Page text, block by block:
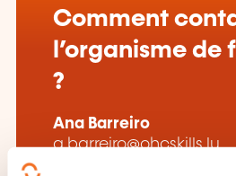
Comment
l’organisme
?
Ana Barreiro
a.barreiro@ohcskills.lu